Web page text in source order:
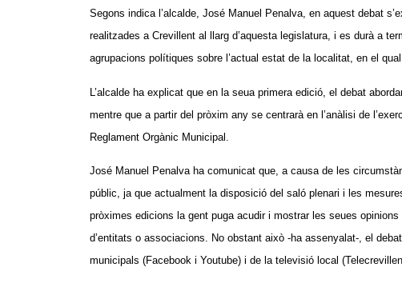
Segons indica l’alcalde, José Manuel Penalva, en aquest debat
realitzades a Crevillent al llarg d’aquesta legislatura, i es durà a
agrupacions polítiques sobre l’actual estat de la localitat, en el
L’alcalde ha explicat que en la seua primera edició, el debat
mentre que a partir del pròxim any se centrarà en l’anàlisi de
Reglament Orgànic Municipal.
José Manuel Penalva ha comunicat que, a causa de les
públic, ja que actualment la disposició del saló plenari i les
pròximes edicions la gent puga acudir i mostrar les seues
d’entitats o associacions. No obstant això -ha assenyalat-, el
municipals (Facebook i Youtube) i de la televisió local